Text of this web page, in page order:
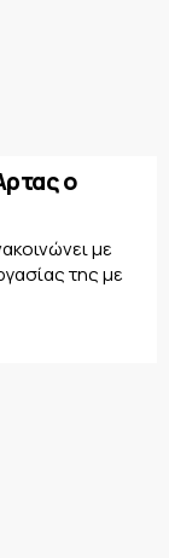
ο
με
της με